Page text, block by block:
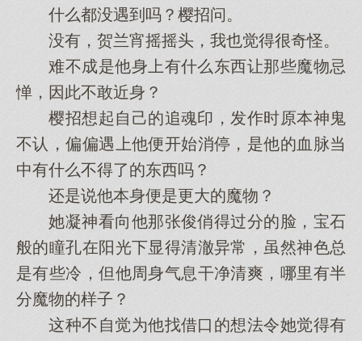
什么都没遇到吗？樱招问。
没有，贺兰宵摇摇头，我也觉得很奇怪。
难不成是他身上有什么东西让那些魔物忌
惮，因此不敢近身？
樱招想起自己的追魂印，发作时原本神鬼
不认，偏偏遇上他便开始消停，是他的血脉当
中有什么不得了的东西吗？
还是说他本身便是更大的魔物？
她凝神看向他那张俊俏得过分的脸，宝石
般的瞳孔在阳光下显得清澈异常，虽然神色总
是有些冷，但他周身气息干净清爽，哪里有半
分魔物的样子？
这种不自觉为他找借口的想法令她觉得有